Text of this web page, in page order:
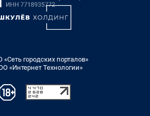
городских порталов»
«Интернет Технологии»